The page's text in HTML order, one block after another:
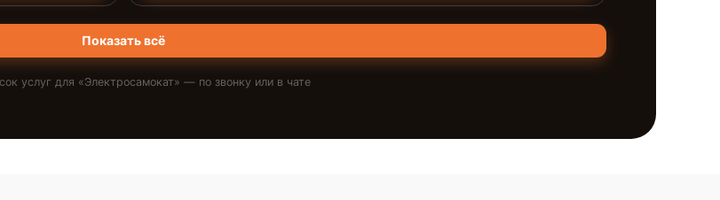
Показать всё
услуг для «Электросамокат» — по звонку или в чате